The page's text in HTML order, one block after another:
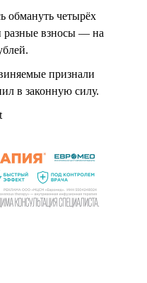
обмануть четырёх
взносы — на
признали
в законную силу.